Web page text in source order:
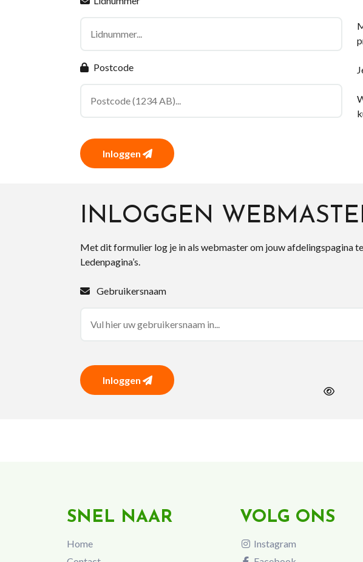
Postcode
Inloggen
INLOGGEN
Met dit formulier log je in als webmaster om jouw afdelingspagina
Ledenpagina’s.
Gebruikersnaam
Inloggen
SNEL NAAR
Home
VOLG ONS
Instagram